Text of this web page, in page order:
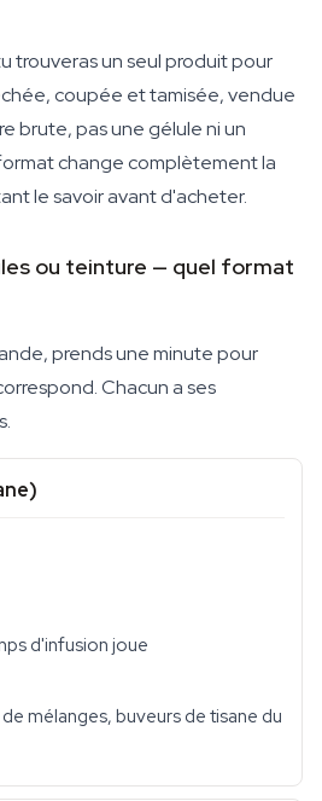
trouveras un seul produit pour
coupée et tamisée, vendue
brute, pas une gélule ni un
change complètement la
le savoir avant d'acheter.
ou teinture — quel format
prends une minute pour
Chacun a ses
d'infusion joue
mélanges, buveurs de tisane du